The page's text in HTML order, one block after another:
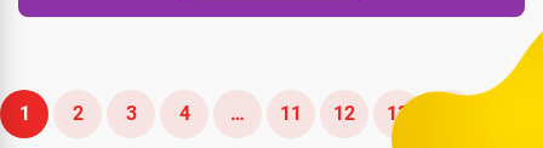
1 2 3 4 … 11 12 13